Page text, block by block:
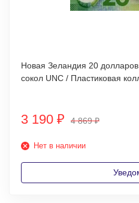
Новая Зеландия 20
сокол UNC / Пластиковая
3 190 ₽ 4 869₽
Нет в наличии